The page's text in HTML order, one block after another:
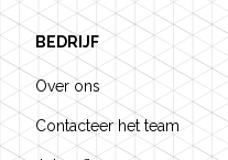
BEDRIJF
Over ons
Contacteer het team